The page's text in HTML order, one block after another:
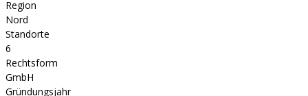
Region
Nord
Standorte
6
Rechtsform
GmbH
Gründungsjahr